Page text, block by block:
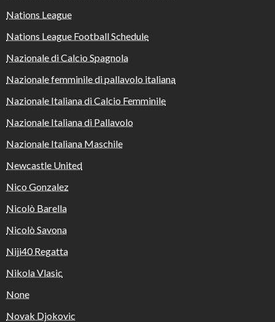
Nations League
Nations League Football Schedule
Nazionale di Calcio Spagnola
Nazionale femminile di pallavolo italiana
Nazionale Italiana di Calcio Femminile
Nazionale Italiana di Pallavolo
Nazionale Italiana Maschile
Newcastle United
Nico Gonzalez
Nicolò Barella
Nicolò Savona
Niji40 Regatta
Nikola Vlasic
None
Novak Djokovic